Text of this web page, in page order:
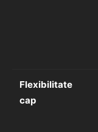
Flexibilitate
cap